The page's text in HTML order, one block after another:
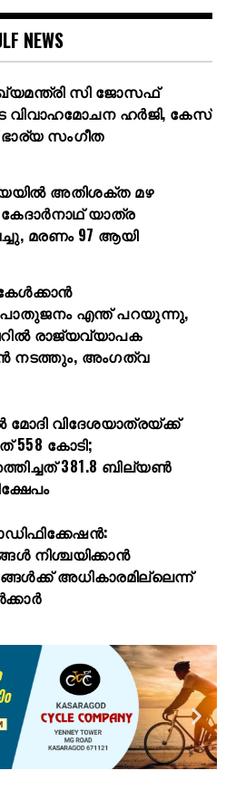
NEWS
സി ജോസഫ്
വിവാഹമോചന ഹർജി, കേസ്
ഭാര്യ സംഗീത
അതിശക്ത മഴ
യാത്ര
മരണം 97 ആയി
എന്ത് പറയുന്നു,
രാജ്യവ്യാപക
നടത്തും, അംഗത്വ
മോദി വിദേശയാത്രയ്ക്ക്
558 കോടി;
381.8 ബില്യൺ
നിശ്ചയിക്കാൻ
അധികാരമില്ലെന്ന്